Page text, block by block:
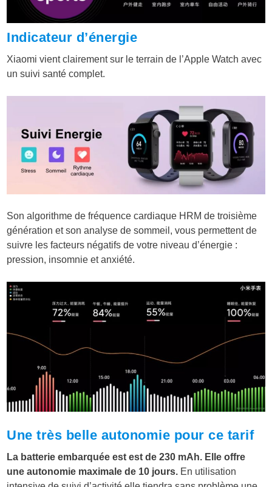
Indicateur d’énergie
Xiaomi vient clairement sur le terrain de l’Apple Watch avec
un suivi santé complet.
Son algorithme de fréquence cardiaque HRM de troisième
génération et son analyse de sommeil, vous permettent de
suivre les facteurs négatifs de votre niveau d’énergie :
pression, insomnie et anxiété.
Une très belle autonomie pour ce tarif
La batterie embarquée est est de 230 mAh. Elle offre
une autonomie maximale de 10 jours. En utilisation